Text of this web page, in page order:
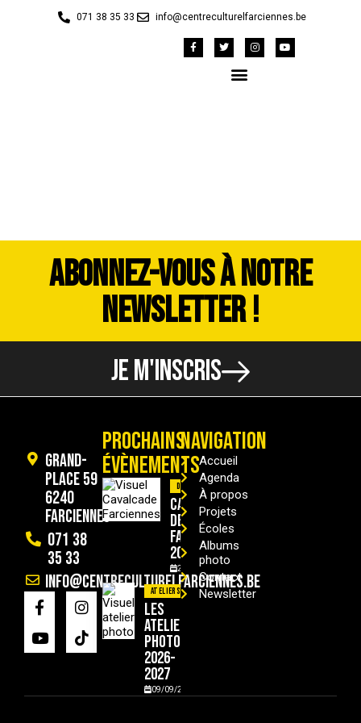
071 38 35 33 info@centreculturelfarciennes.be
ABONNEZ-VOUS À NOTRE
NEWSLETTER !
JE M'INSCRIS
Grand-
Place 59
6240
Farciennes
071 38
35 33
info@centreculturelfarciennes.be
PROCHAINS
ÉVÈNEMENTS
Divers
Cavalcade
de
Farciennes
2026
29/08/2026
Ateliers
Les
ateliers
photo
2026-
2027
09/09/2026
NAVIGATION
Accueil
Agenda
À propos
Projets
Écoles
Albums
photo
Contact
Newsletter